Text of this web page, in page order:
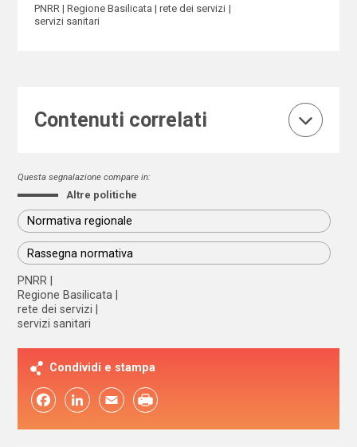
PNRR Regione Basilicata
rete dei servizi
servizi sanitari
Contenuti correlati
Questa segnalazione compare in:
Altre politiche
Normativa regionale
Rassegna normativa
PNRR
Regione Basilicata
rete dei servizi
servizi sanitari
Condividi e stampa
FacebookLinkedIn Email